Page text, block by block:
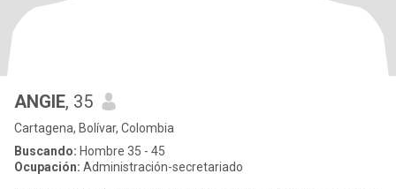
ANGIE, 35
Cartagena, Bolívar, Colombia
Buscando: Hombre 35 - 45
Ocupación: Administración-secretariado